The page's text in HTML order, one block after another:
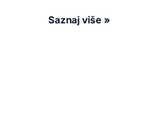
Saznaj više »